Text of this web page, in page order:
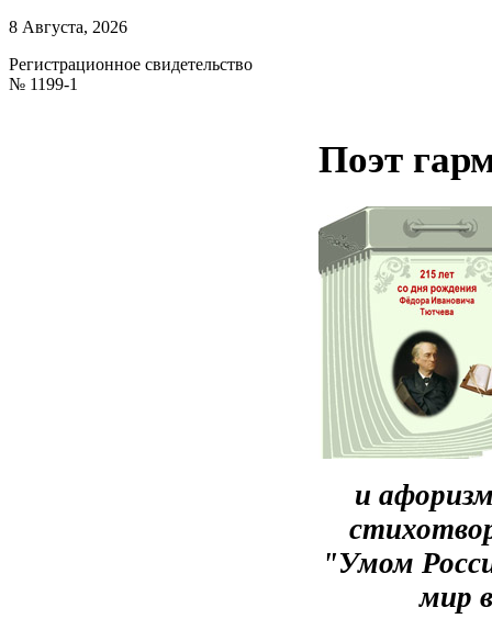
8 Августа, 2026
Регистрационное свидетельство
№ 1199-1
Поэт
и
"Умом
мир